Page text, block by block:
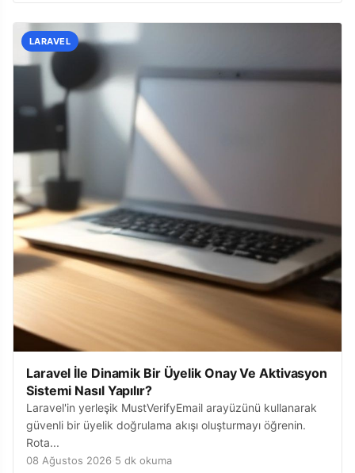
LARAVEL
Laravel İle Dinamik Bir Üyelik Onay Ve Aktivasyon
Sistemi Nasıl Yapılır?
Laravel'in yerleşik MustVerifyEmail arayüzünü kullanarak
güvenli bir üyelik doğrulama akışı oluşturmayı öğrenin.
Rota...
08 Ağustos 2026 5 dk okuma